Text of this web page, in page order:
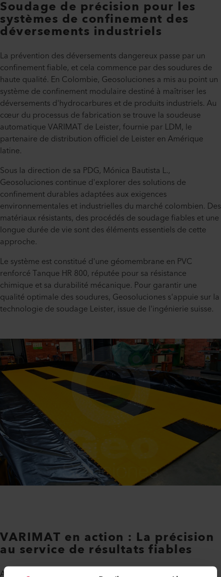
Soudage de précision pour les
systèmes de confinement des
déversements industriels
La prévention des déversements dangereux passe par un
confinement fiable, et cela commence par des soudures de
haute qualité. En Colombie, Geosoluciones a mis au point un
système de confinement modulaire destiné à maîtriser les
déversements d'hydrocarbures et de produits industriels. Au
cœur du processus de fabrication se trouve la soudeuse
automatique VARIMAT de Leister, fournie par LDM, le
partenaire de distribution officiel de Leister en Amérique
latine.
Sous la direction de sa PDG, Mónica Bautista L.,
Geosoluciones continue d'explorer des solutions de
confinement durables adaptées aux exigences
environnementales et industrielles du marché colombien. Des
matériaux résistants, des procédés de soudage fiables et une
longue durée de vie sont des éléments essentiels de cette
approche.
Le système est constitué d'une géomembrane en PVC
renforcé Tanque HR 800, réputée pour sa résistance
chimique et sa durabilité mécanique. Pour garantir une
qualité optimale des soudures, Geosoluciones s'appuie sur la
technologie de soudage Leister, issue de l'ingénierie suisse.
VARIMAT en action : La précision
au service de résultats fiables
Au sein de l'usine de production de Geosoluciones, la